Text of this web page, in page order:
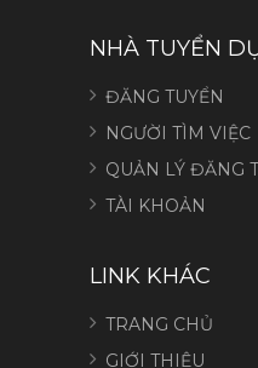
NHÀ TUYỂN
ĐĂNG TUYỂN
NGƯỜI TÌM VIỆC
QUẢN LÝ ĐĂNG
TÀI KHOẢN
LINK KHÁC
TRANG CHỦ
GIỚI THIỆU